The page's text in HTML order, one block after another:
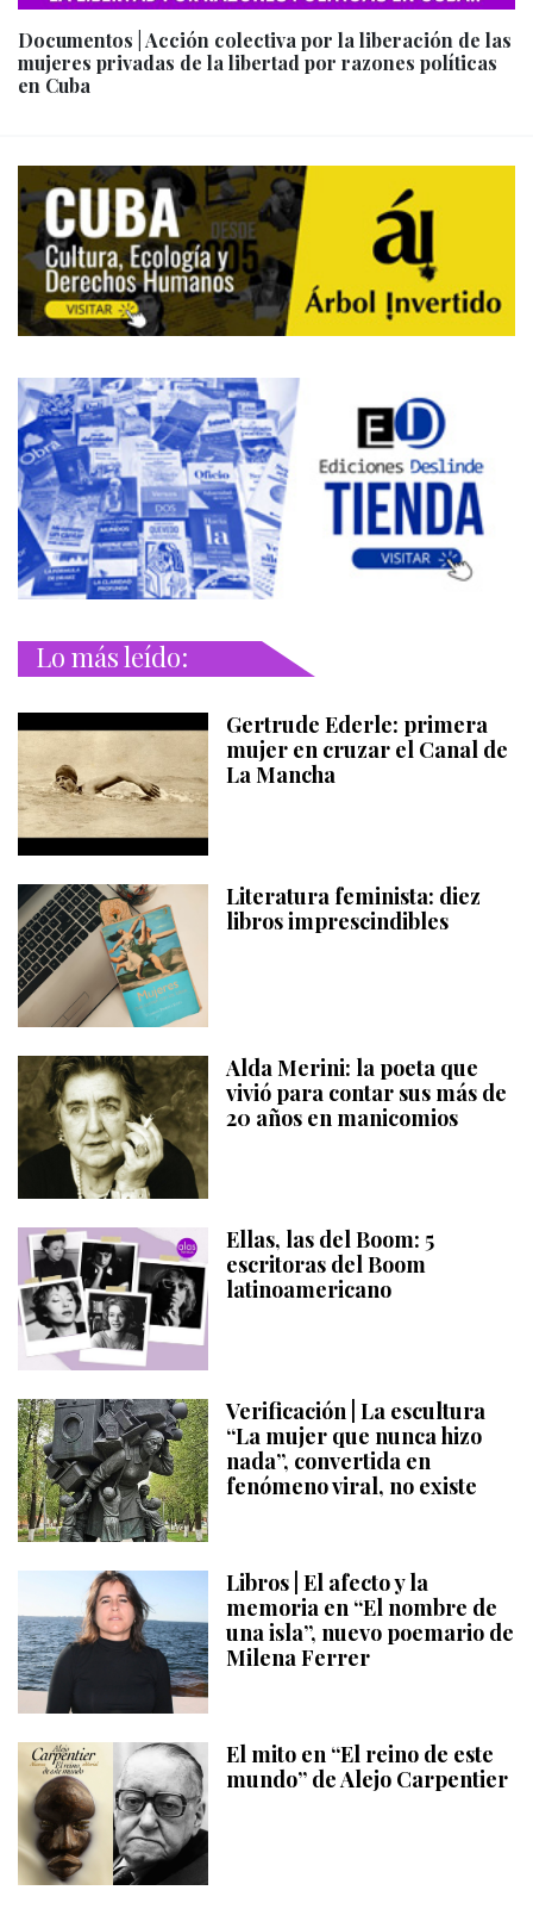
Documentos | Acción colectiva por la liberación de las
mujeres privadas de la libertad por razones políticas
en Cuba
Lo más leído:
Gertrude Ederle: primera
mujer en cruzar el Canal de
La Mancha
Literatura feminista: diez
libros imprescindibles
Alda Merini: la poeta que
vivió para contar sus más de
20 años en manicomios
Ellas, las del Boom: 5
escritoras del Boom
latinoamericano
Verificación | La escultura
“La mujer que nunca hizo
nada”, convertida en
fenómeno viral, no existe
Libros | El afecto y la
memoria en “El nombre de
una isla”, nuevo poemario de
Milena Ferrer
El mito en “El reino de este
mundo” de Alejo Carpentier